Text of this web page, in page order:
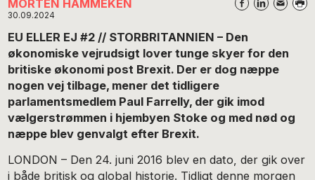
MORTEN HAMMEKEN
30.09.2024
EU ELLER EJ #2 // STORBRITANNIEN – Den
økonomiske vejrudsigt lover tunge skyer for den
britiske økonomi post Brexit. Der er dog næppe
nogen vej tilbage, mener det tidligere
parlamentsmedlem Paul Farrelly, der gik imod
vælgerstrømmen i hjembyen Stoke og med nød og
næppe blev genvalgt efter Brexit.
LONDON – Den 24. juni 2016 blev en dato, der gik over
i både britisk og global historie. Tidligt denne morgen